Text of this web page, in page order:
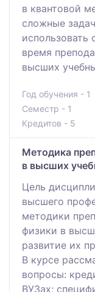
в квантовой
сложные
использовать
время
высших
Год обучения - 1
Семестр - 1
Кредитов - 5
Методика
в высших
Цель
высшего
методики
физики в
развитие их
В курсе
вопросы:
ВУЗах;